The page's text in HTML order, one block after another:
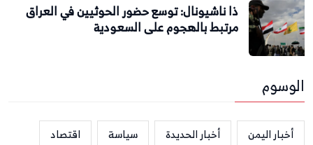
ذا ناشيونال: توسع حضور الحوثيين في العراق
مرتبط بالهجوم على السعودية
الوسوم
أخبار اليمن أخبار الحديدة سياسة
اقتصاد